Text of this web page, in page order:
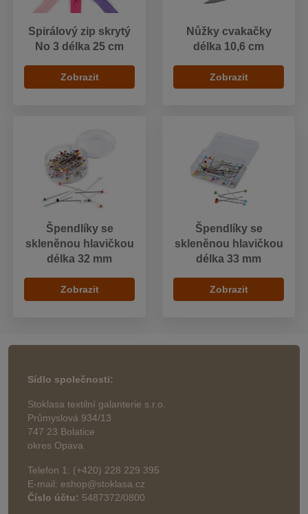
Spirálový zip skrytý
No 3 délka 25 cm
Zobrazit
Nůžky cvakačky
délka 10,6 cm
Zobrazit
Špendlíky se
skleněnou hlavičkou
délka 32 mm
Zobrazit
Špendlíky se
skleněnou hlavičkou
délka 33 mm
Zobrazit
Sídlo společnosti:
Stoklasa textilní galanterie s.r.o.
Průmyslová 934/13
747 23 Bolatice
okres Opava
Telefon 1: (+420) 228 229 395
E-mail: eshop@stoklasa.cz
Číslo účtu: 5487372/0800